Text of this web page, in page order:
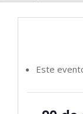
Este